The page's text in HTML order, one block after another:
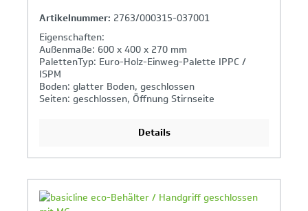
Artikelnummer: 2763/000315-037001
Eigenschaften:
Außenmaße: 600 x 400 x 270 mm
PalettenTyp: Euro-Holz-Einweg-Palette IPPC /
ISPM
Boden: glatter Boden, geschlossen
Seiten: geschlossen, Öffnung Stirnseite
Details
Ihr Produktvergleich ist voll